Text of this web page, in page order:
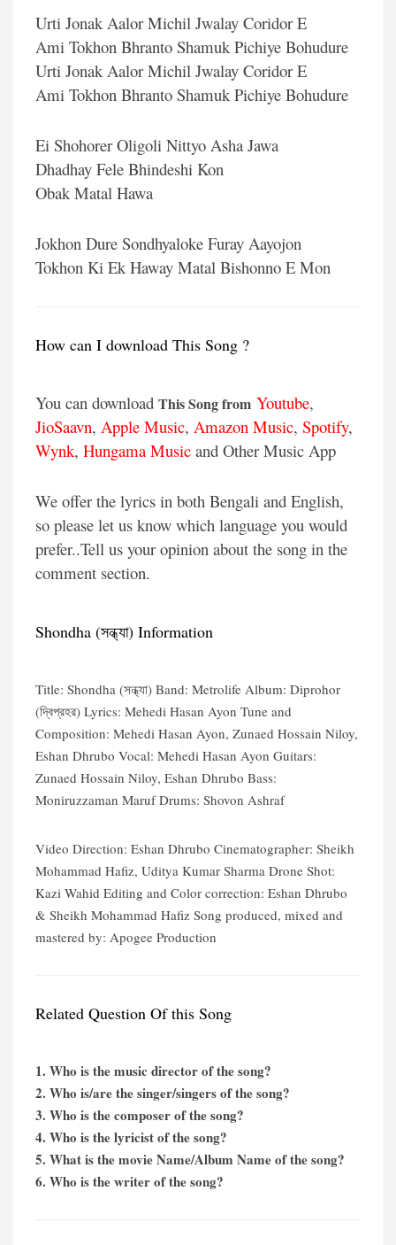
Urti Jonak Aalor Michil Jwalay Coridor E
Ami Tokhon Bhranto Shamuk Pichiye Bohudure
Urti Jonak Aalor Michil Jwalay Coridor E
Ami Tokhon Bhranto Shamuk Pichiye Bohudure
Ei Shohorer Oligoli Nittyo Asha Jawa
Dhadhay Fele Bhindeshi Kon
Obak Matal Hawa
Jokhon Dure Sondhyaloke Furay Aayojon
Tokhon Ki Ek Haway Matal Bishonno E Mon
How can I download This Song ?
You can download This Song from Youtube,
JioSaavn, Apple Music, Amazon Music, Spotify,
Wynk, Hungama Music and Other Music App
We offer the lyrics in both Bengali and English,
so please let us know which language you would
prefer..Tell us your opinion about the song in the
comment section.
Shondha (সন্ধ্যা) Information
Title: Shondha (সন্ধ্যা) Band: Metrolife Album: Diprohor
(দ্বিপ্রহর) Lyrics: Mehedi Hasan Ayon Tune and
Composition: Mehedi Hasan Ayon, Zunaed Hossain Niloy,
Eshan Dhrubo Vocal: Mehedi Hasan Ayon Guitars:
Zunaed Hossain Niloy, Eshan Dhrubo Bass:
Moniruzzaman Maruf Drums: Shovon Ashraf
Video Direction: Eshan Dhrubo Cinematographer: Sheikh
Mohammad Hafiz, Uditya Kumar Sharma Drone Shot:
Kazi Wahid Editing and Color correction: Eshan Dhrubo
& Sheikh Mohammad Hafiz Song produced, mixed and
mastered by: Apogee Production
Related Question Of this Song
1. Who is the music director of the song?
2. Who is/are the singer/singers of the song?
3. Who is the composer of the song?
4. Who is the lyricist of the song?
5. What is the movie Name/Album Name of the song?
6. Who is the writer of the song?